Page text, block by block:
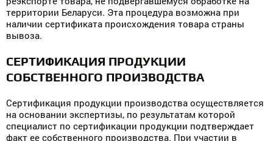
территории Беларуси. Эта процедура возможна при
наличии сертификата происхождения товара страны
вывоза.
СЕРТИФИКАЦИЯ ПРОДУКЦИИ
СОБСТВЕННОГО ПРОИЗВОДСТВА
Сертификация продукции производства осуществляется
на основании экспертизы, по результатам которой
специалист по сертификации продукции подтверждает
факт ее собственного производства. При участии в